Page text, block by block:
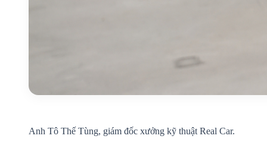
Anh Tô Thế Tùng, giám đốc xưởng kỹ thuật Real Car.